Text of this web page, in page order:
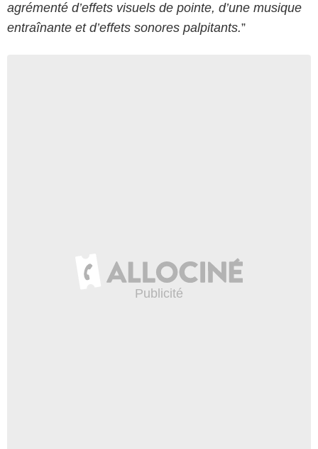
agrémenté d’effets visuels de pointe, d’une musique
entraînante et d’effets sonores palpitants.”